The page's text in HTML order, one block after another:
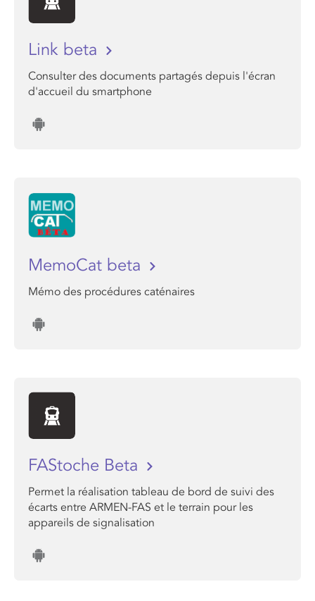
Link beta
Consulter des documents partagés depuis l'écran
d'accueil du smartphone
MemoCat beta
Mémo des procédures caténaires
FAStoche Beta
Permet la réalisation tableau de bord de suivi des
écarts entre ARMEN-FAS et le terrain pour les
appareils de signalisation